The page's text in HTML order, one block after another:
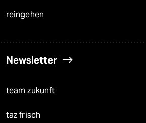
reingehen
Newsletter
team zukunft
taz frisch